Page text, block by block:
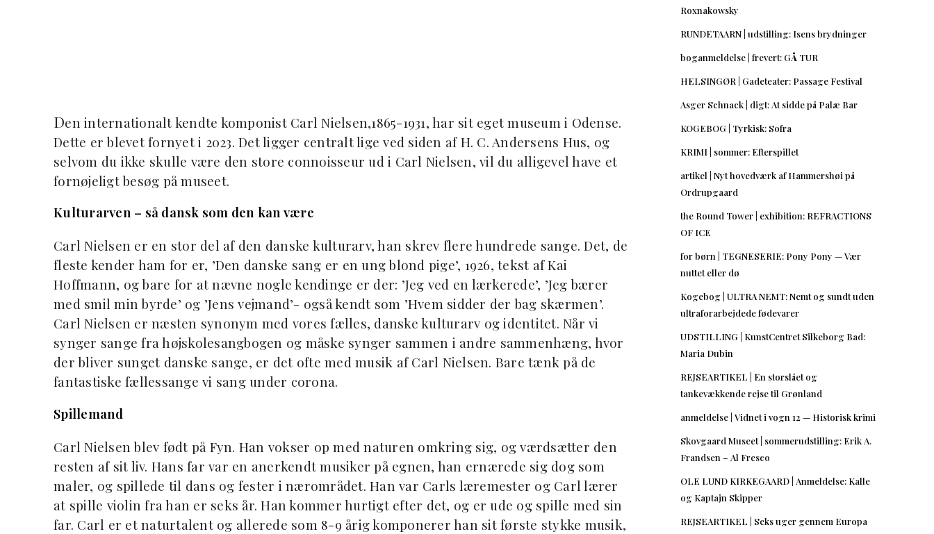
Den internationalt kendte komponist Carl Nielsen,1865-1931, har sit eget museum i Odense.
Dette er blevet fornyet i 2023. Det ligger centralt lige ved siden af H. C. Andersens Hus, og
selvom du ikke skulle være den store connoisseur ud i Carl Nielsen, vil du alligevel have et
fornøjeligt besøg på museet.
Kulturarven – så dansk som den kan være
Carl Nielsen er en stor del af den danske kulturarv, han skrev flere hundrede sange. Det, de
fleste kender ham for er, ’Den danske sang er en ung blond pige’, 1926, tekst af Kai
Hoffmann, og bare for at nævne nogle kendinge er der: ’Jeg ved en lærkerede’, ’Jeg bærer
med smil min byrde’ og ’Jens vejmand’- også kendt som ’Hvem sidder der bag skærmen’.
Carl Nielsen er næsten synonym med vores fælles, danske kulturarv og identitet. Når vi
synger sange fra højskolesangbogen og måske synger sammen i andre sammenhæng, hvor
der bliver sunget danske sange, er det ofte med musik af Carl Nielsen. Bare tænk på de
fantastiske fællessange vi sang under corona.
Spillemand
Carl Nielsen blev født på Fyn. Han vokser op med naturen omkring sig, og værdsætter den
resten af sit liv. Hans far var en anerkendt musiker på egnen, han ernærede sig dog som
maler, og spillede til dans og fester i nærområdet. Han var Carls læremester og Carl lærer
at spille violin fra han er seks år. Han kommer hurtigt efter det, og er ude og spille med sin
far. Carl er et naturtalent og allerede som 8-9 årig komponerer han sit første stykke musik,
Roxnakowsky
RUNDETAARN | udstilling: Isens brydninger
boganmeldelse | frevert: GÅ TUR
HELSINGØR | Gadeteater: Passage Festival
Asger Schnack | digt: At sidde på Palæ Bar
KOGEBOG | Tyrkisk: Sofra
KRIMI | sommer: Efterspillet
artikel | Nyt hovedværk af Hammershøi på
Ordrupgaard
the Round Tower | exhibition: REFRACTIONS
OF ICE
for børn | TEGNESERIE: Pony Pony — Vær
nuttet eller dø
Kogebog | ULTRA NEMT: Nemt og sundt uden
ultraforarbejdede fødevarer
UDSTILLING | KunstCentret Silkeborg Bad:
Maria Dubin
REJSEARTIKEL | En storslået og
tankevækkende rejse til Grønland
anmeldelse | Vidnet i vogn 12 — Historisk krimi
Skovgaard Museet | sommerudstilling: Erik A.
Frandsen – Al Fresco
OLE LUND KIRKEGAARD | Anmeldelse: Kalle
og Kaptajn Skipper
REJSEARTIKEL | Seks uger gennem Europa